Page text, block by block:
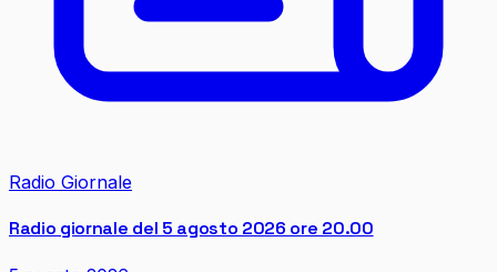
Radio Giornale
Radio giornale del 5 agosto 2026 ore 20.00